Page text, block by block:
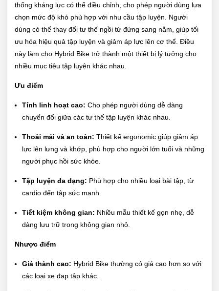
thống kháng lực có thể điều chỉnh, cho phép người dùng lựa
chọn mức độ khó phù hợp với nhu cầu tập luyện. Người
dùng có thể thay đổi tư thế ngồi từ đứng sang nằm, giúp tối
ưu hóa hiệu quả tập luyện và giảm áp lực lên cơ thể. Điều
này làm cho Hybrid Bike trở thành một thiết bị lý tưởng cho
nhiều mục tiêu tập luyện khác nhau.
Ưu điểm
Tính linh hoạt cao: Cho phép người dùng dễ dàng
chuyển đổi giữa các tư thế tập luyện khác nhau.
Thoải mái và an toàn: Thiết kế ergonomic giúp giảm áp
lực lên lưng và khớp, phù hợp cho người lớn tuổi và những
người phục hồi sức khỏe.
Tập luyện đa dạng: Phù hợp cho nhiều loại bài tập, từ
cardio đến tập sức mạnh.
Tiết kiệm không gian: Nhiều mẫu thiết kế gọn nhẹ, dễ
dàng lưu trữ trong không gian nhỏ.
Nhược điểm
Giá thành cao: Hybrid Bike thường có giá cao hơn so với
các loại xe đạp tập khác.